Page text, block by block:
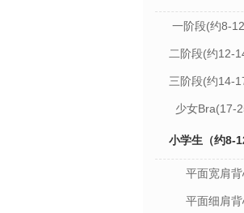
一阶段(约8-12
二阶段(约12-
三阶段(约14-
少女Bra(17-
小学生（约8-
平面宽肩
平面细肩